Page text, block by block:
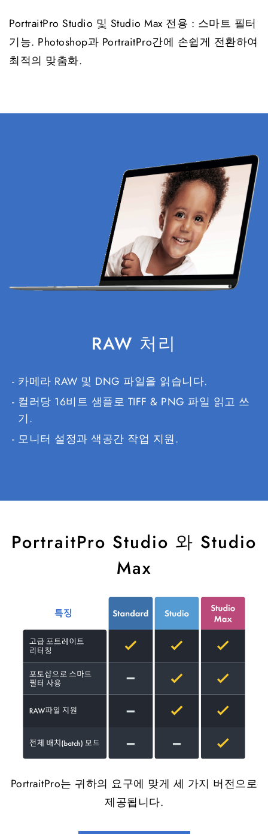
PortraitPro Studio 및 Studio Max 전용 : 스마트 필터
기능. Photoshop과 PortraitPro간에 손쉽게 전환하여
최적의 맞춤화.
RAW 처리
카메라 RAW 및 DNG 파일을 읽습니다.
컬러당 16비트 샘플로 TIFF & PNG 파일 읽고 쓰
기.
모니터 설정과 색공간 작업 지원.
PortraitPro Studio 와 Studio
Max
PortraitPro는 귀하의 요구에 맞게 세 가지 버전으로
제공됩니다.